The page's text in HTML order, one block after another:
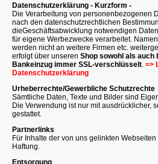
Datenschutzerklärung - Kurzform -
Die Verarbeitung von personenbezogenen
nach den datenschutzrechtlichen
dieGeschäftsabwicklung notwendigen
für eigene Werbezwecke verarbeitet.
werden nicht an weitere Firmen etc.
erfolgt über unseren Shop sowohl als auch
Bankeinzug immer SSL-verschlüsselt. =>
Datenschutzerklärung
Urheberrechte/Gewerbliche Schutzrechte
Sämtliche Daten, Texte und Bilder sind
Die Verwendung ist nur mit ausdrücklicher,
gestattet.
Partnerlinks
Für Inhalte der von uns gelinkten
Haftung.
Entsorgung